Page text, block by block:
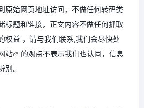
原始网页地址访问，不做任何转码类
标题和链接，正文内容不做任何抓取
权益 ，请与我们联系,我们会尽快处
站
的观点不表示我们也认同，信息
别。